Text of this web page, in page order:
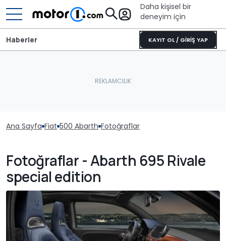
Daha kişisel bir
deneyim için
KAYIT OL / GİRİŞ YAP
Haberler
Ana Sayfa Fiat 500 Abarth Fotoğraflar
Fotoğraflar - Abarth 695 Rivale
special edition